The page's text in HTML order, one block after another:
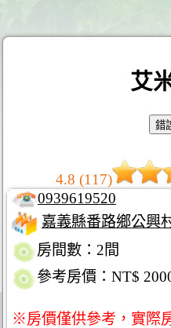
艾
4.8 (117)
0939619520
嘉義縣番路鄉公興
房間數：2間
參考房價：NT$
※房價僅供參考，實際